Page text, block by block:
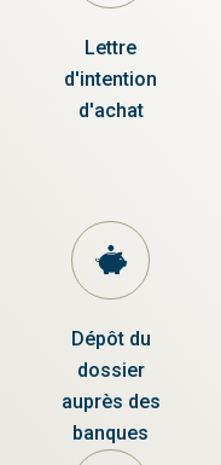
Lettre
d'intention
d'achat
Dépôt du
dossier
auprès des
banques